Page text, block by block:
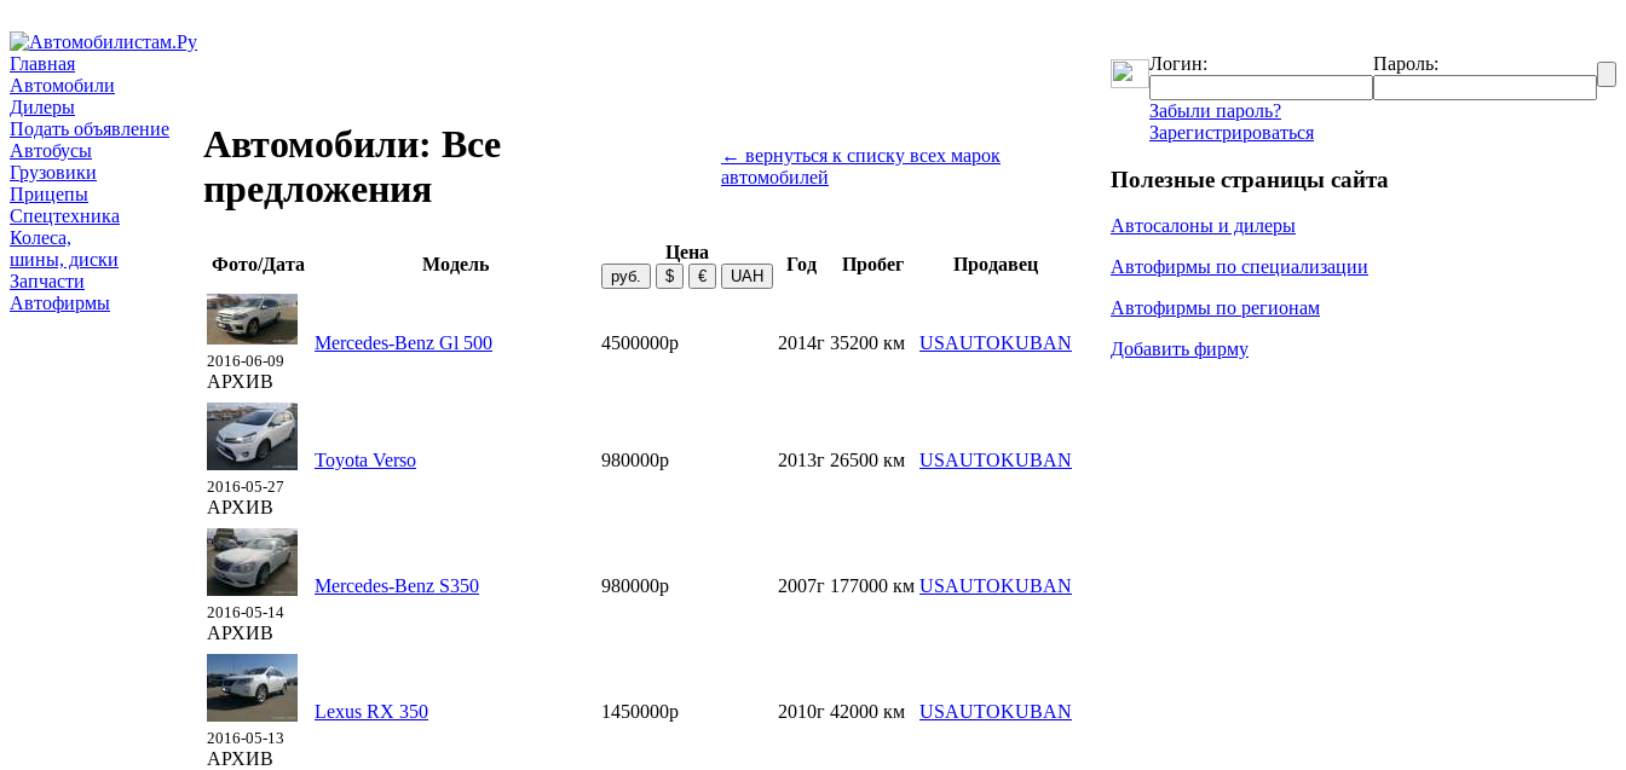
Главная
Автомобили
Дилеры
Подать объявление
Автобусы
Грузовики
Прицепы
Спецтехника
Колеса,
шины, диски
Запчасти
Автофирмы
Автомобили: Все
предложения
← вернуться к списку всех марок
автомобилей
Фото/Дата Модель
Цена
Год Пробег Продавец
2016-06-09
АРХИВ
Mercedes-Benz Gl 500 4500000р 2014г 35200 км USAUTOKUBAN
2016-05-27
АРХИВ
Toyota Verso 980000р 2013г 26500 км USAUTOKUBAN
2016-05-14
АРХИВ
Mercedes-Benz S350 980000р 2007г 177000 км USAUTOKUBAN
2016-05-13
АРХИВ
Lexus RX 350 1450000р 2010г 42000 км USAUTOKUBAN
Логин: Пароль:
Забыли пароль?
Зарегистрироваться
Полезные страницы сайта
Автосалоны и дилеры
Автофирмы по специализации
Автофирмы по регионам
Добавить фирму